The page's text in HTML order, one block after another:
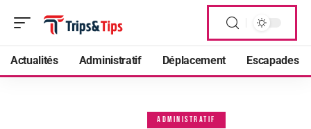
Actualités Administratif Déplacement Escapades
ADMINISTRATIF